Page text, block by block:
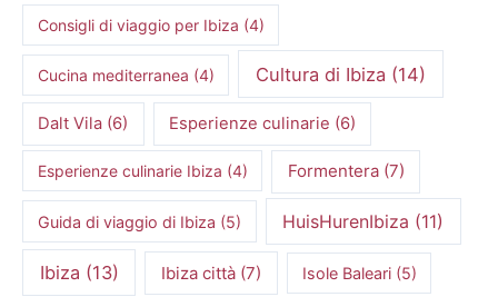
Consigli di viaggio per Ibiza (4)
Cucina mediterranea (4) Cultura di Ibiza (14)
Dalt Vila (6) Esperienze culinarie (6)
Esperienze culinarie Ibiza (4) Formentera(7)
Guida di viaggio di Ibiza (5) HuisHurenIbiza (11)
Ibiza (13) Ibiza città(7) Isole Baleari(5)